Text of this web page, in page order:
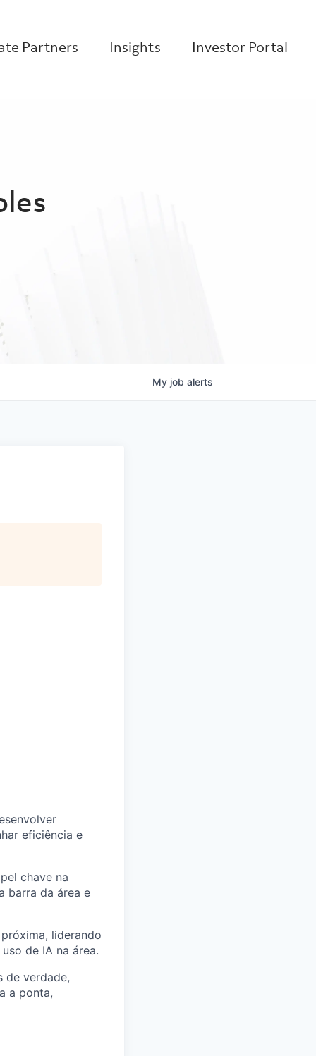
Partners Insights Investor Portal
My job alerts
eficiência e
chave na
barra da área e
liderando
de IA na área.
de verdade,
a ponta,